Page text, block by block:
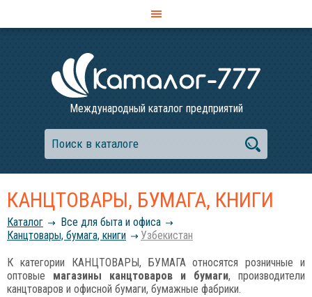
Международный каталог предприятий
КАНЦТОВАРЫ, БУМАГА, КНИГИ
Каталог
Все для быта и офиса
Канцтовары, бумага, книги
Узбекистан
К категории КАНЦТОВАРЫ, БУМАГА относятся розничные и
оптовые магазины канцтоваров и бумаги, производители
канцтоваров и офисной бумаги, бумажные фабрики.